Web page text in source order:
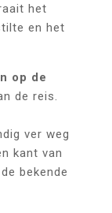
het
en het
op de
de reis.
ver weg
kant van
bekende